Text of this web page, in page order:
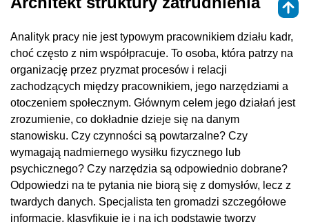
Analityk pracy nie jest typowym pracownikiem działu kadr,
choć często z nim współpracuje. To osoba, która patrzy na
organizację przez pryzmat procesów i relacji
zachodzących między pracownikiem, jego narzędziami a
otoczeniem społecznym. Głównym celem jego działań jest
zrozumienie, co dokładnie dzieje się na danym
stanowisku. Czy czynności są powtarzalne? Czy
wymagają nadmiernego wysiłku fizycznego lub
psychicznego? Czy narzędzia są odpowiednio dobrane?
Odpowiedzi na te pytania nie biorą się z domysłów, lecz z
twardych danych. Specjalista ten gromadzi szczegółowe
informacje, klasyfikuje je i na ich podstawie tworzy